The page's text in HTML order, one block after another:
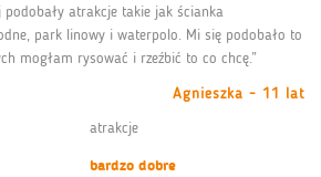
atrakcje takie jak ścianka
park linowy i waterpolo. Mi się podobało to
mogłam rysować i rzeźbić to co chcę.”
Agnieszka - 11 lat
atrakcje
bardzo dobre